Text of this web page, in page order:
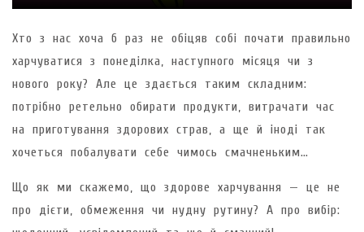
Хто з нас хоча б раз не обіцяв собі почати правильно
харчуватися з понеділка, наступного місяця чи з
нового року? Але це здається таким складним:
потрібно ретельно обирати продукти, витрачати час
на приготування здорових страв, а ще й іноді так
хочеться побалувати себе чимось смачненьким…
Що як ми скажемо, що здорове харчування — це не
про дієти, обмеження чи нудну рутину? А про вибір: